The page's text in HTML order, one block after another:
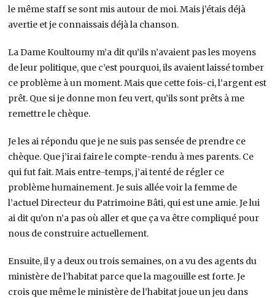
le même staff se sont mis autour de moi. Mais j’étais déjà
avertie et je connaissais déjà la chanson.
La Dame Koultoumy m’a dit qu’ils n’avaient pas les moyens
de leur politique, que c’est pourquoi, ils avaient laissé tomber
ce problème à un moment. Mais que cette fois-ci, l’argent est
prêt. Que si je donne mon feu vert, qu’ils sont prêts à me
remettre le chèque.
Je les ai répondu que je ne suis pas sensée de prendre ce
chèque. Que j’irai faire le compte-rendu à mes parents. Ce
qui fut fait. Mais entre-temps, j’ai tenté de régler ce
problème humainement. Je suis allée voir la femme de
l’actuel Directeur du Patrimoine Bâti, qui est une amie. Je lui
ai dit qu’on n’a pas où aller et que ça va être compliqué pour
nous de construire actuellement.
Ensuite, il y a deux ou trois semaines, on a vu des agents du
ministère de l’habitat parce que la magouille est forte. Je
crois que même le ministère de l’habitat joue un jeu dans